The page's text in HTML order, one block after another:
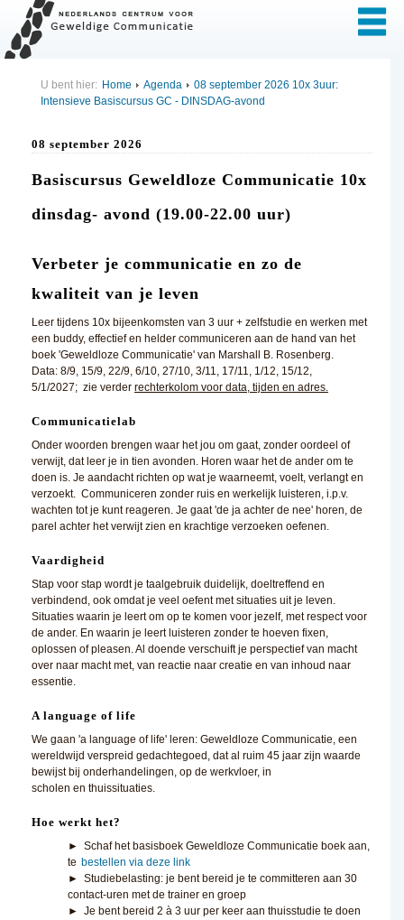
U bent hier: Home Agenda
08 september 2026 10x 3uur:
Intensieve Basiscursus GC - DINSDAG-avond
08 september 2026
Basiscursus Geweldloze Communicatie 10x
dinsdag- avond (19.00-22.00 uur)
Verbeter je communicatie en zo de
kwaliteit van je leven
Leer tijdens 10x bijeenkomsten van 3 uur + zelfstudie en werken met
een buddy, effectief en helder communiceren aan de hand van het
boek 'Geweldloze Communicatie' van Marshall B. Rosenberg.
Data: 8/9, 15/9, 22/9, 6/10, 27/10, 3/11, 17/11, 1/12, 15/12,
5/1/2027; zie verder rechterkolom voor data, tijden en adres.
Communicatielab
Onder woorden brengen waar het jou om gaat, zonder oordeel of
verwijt, dat leer je in tien avonden. Horen waar het de ander om te
doen is. Je aandacht richten op wat je waarneemt, voelt, verlangt en
verzoekt. Communiceren zonder ruis en werkelijk luisteren, i.p.v.
wachten tot je kunt reageren. Je gaat 'de ja achter de nee' horen, de
parel achter het verwijt zien en krachtige verzoeken oefenen.
Vaardigheid
Stap voor stap wordt je taalgebruik duidelijk, doeltreffend en
verbindend, ook omdat je veel oefent met situaties uit je leven.
Situaties waarin je leert om op te komen voor jezelf, met respect voor
de ander. En waarin je leert luisteren zonder te hoeven fixen,
oplossen of pleasen. Al doende verschuift je perspectief van macht
over naar macht met, van reactie naar creatie en van inhoud naar
essentie.
A language of life
We gaan 'a language of life' leren: Geweldloze Communicatie, een
wereldwijd verspreid gedachtegoed, dat al ruim 45 jaar zijn waarde
bewijst bij onderhandelingen, op de werkvloer, in
scholen en thuissituaties.
Hoe werkt het?
► Schaf het basisboek Geweldloze Communicatie boek aan,
te bestellen via deze link
► Studiebelasting: je bent bereid je te committeren aan 30
contact-uren met de trainer en groep
► Je bent bereid 2 à 3 uur per keer aan thuisstudie te doen